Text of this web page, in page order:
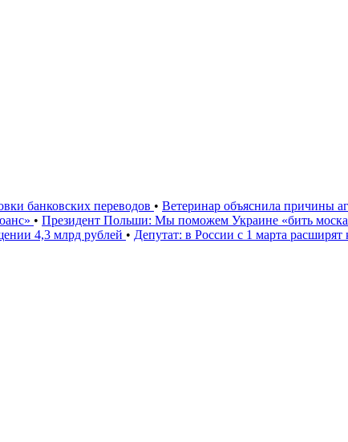
банковских переводов • Ветеринар объяснила причины
• Президент Польши: Мы поможем Украине «бить
4,3 млрд рублей • Депутат: в России с 1 марта